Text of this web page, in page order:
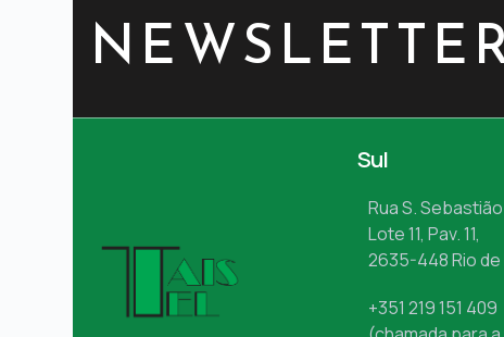
Sul
Rua S. Sebastião
Lote 11, Pav. 11,
2635-448 Rio
+351 219 151 409